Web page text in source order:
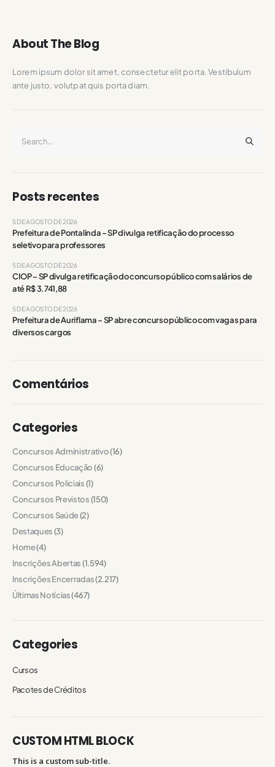
About The Blog
Lorem ipsum dolor sit amet, consectetur elit porta. Vestibulum
ante justo, volutpat quis porta diam.
Posts recentes
Prefeitura de Pontalinda – SP divulga retificação do processo
seletivo para professores
5 DE AGOSTO DE 2026
CIOP – SP divulga retificação do concurso público com salários de
até R$ 3.741,88
5 DE AGOSTO DE 2026
Prefeitura de Auriflama – SP abre concurso público com vagas para
diversos cargos
5 DE AGOSTO DE 2026
Comentários
Categories
Concursos Administrativo(16)
Concursos Educação(6)
Concursos Policiais(1)
Concursos Previstos(150)
Concursos Saúde(2)
Destaques(3)
Home(4)
Inscrições Abertas(1.594)
Inscrições Encerradas(2.217)
Últimas Notícias(467)
Categories
Cursos
Pacotes de Créditos
CUSTOM HTML BLOCK
This is a custom sub-title.